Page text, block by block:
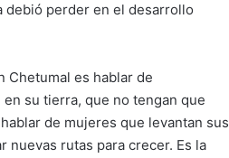
debió perder en el desarrollo
Chetumal es hablar de
su tierra, que no tengan que
de mujeres que levantan sus
rutas para crecer. Es la